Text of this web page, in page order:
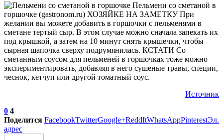
Пельмени со сметаной в
горшочке (gastronom.ru) ХОЗЯЙКЕ НА ЗАМЕТКУ При
желании вы можете добавить в горшочки с пельменями в
сметане тертый сыр. В этом случае можно сначала запекать их
под крышкой, а затем на 10 минут снять крышечки, чтобы
сырная шапочка сверху подрумянилась. КСТАТИ Со
сметанным соусом для пельменей в горшочках тоже можно
экспериментировать, добавляя в него сушеные травы, специи,
чеснок, кетчуп или другой томатный соус.
Источник
0 4
Поделится FacebookTwitterGoogle+ReddItWhatsAppPinterestЭл.
адрес